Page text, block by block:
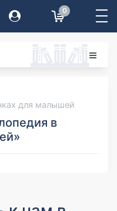
0
для малышей
в